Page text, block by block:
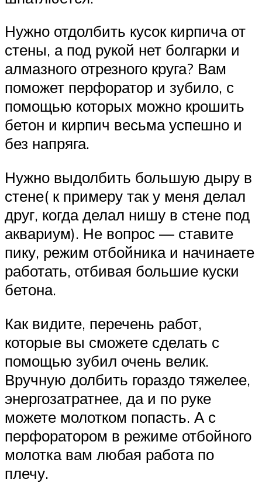
Нужно отдолбить кусок кирпича от
стены, а под рукой нет болгарки и
алмазного отрезного круга? Вам
поможет перфоратор и зубило, с
помощью которых можно крошить
бетон и кирпич весьма успешно и
без напряга.
Нужно выдолбить большую дыру в
стене( к примеру так у меня делал
друг, когда делал нишу в стене под
аквариум). Не вопрос — ставите
пику, режим отбойника и начинаете
работать, отбивая большие куски
бетона.
Как видите, перечень работ,
которые вы сможете сделать с
помощью зубил очень велик.
Вручную долбить гораздо тяжелее,
энергозатратнее, да и по руке
можете молотком попасть. А с
перфоратором в режиме отбойного
молотка вам любая работа по
плечу.